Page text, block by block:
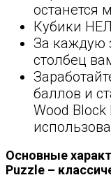
останется
Кубики
За каждую
столбец
баллов и
Wood
Основные
Puzzle –